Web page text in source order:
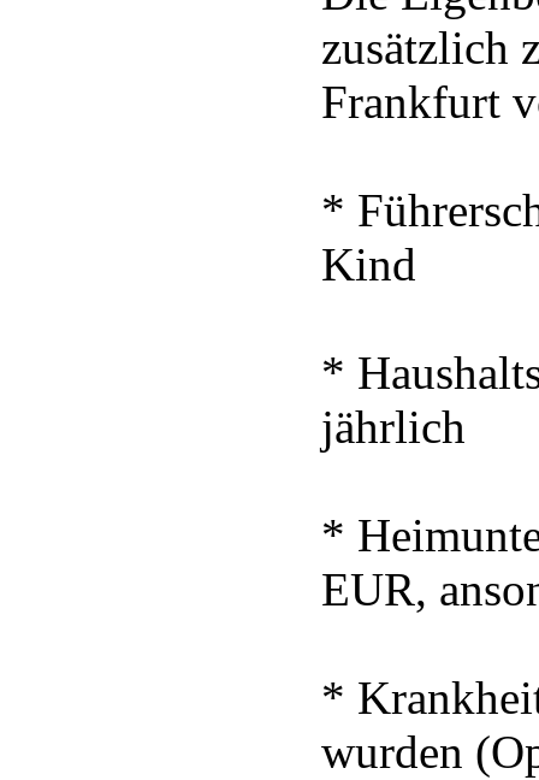
zusätzlich
Frankfurt
*
Kind
*
jährlich
*
EUR,
*
wurden